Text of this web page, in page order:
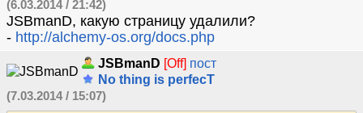
(6.03.2014 / 21:42)
JSBmanD, какую страницу удалили?
- http://alchemy-os.org/docs.php
JSBmanD [Off] пост
No thing is perfecT
(7.03.2014 / 15:07)